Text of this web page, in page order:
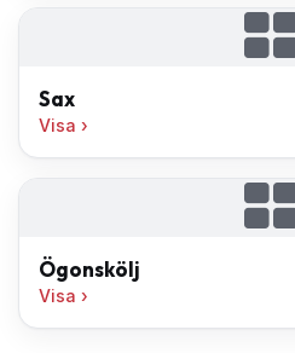
Sax
Visa
Ögonskölj
Visa